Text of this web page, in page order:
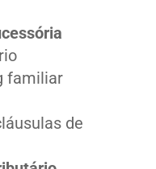
familiar
de